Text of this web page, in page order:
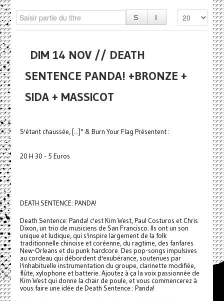
DIM 14 NOV // DEATH
SENTENCE PANDA! +BRONZE +
SIDA + MASSICOT
S'étant chaussée, [...]" & Burn Your Flag Présentent :
20 H 30 - 5 Euros
DEATH SENTENCE: PANDA!
Death Sentence: Panda! c'est Kim West, Paul Costuros et Chris
Dixon, un trio de musiciens de San Francisco. Ils ont un son
unique et ludique, qui s'inspire largement de la folk
traditionnelle chinoise et coréenne, du ragtime, des fanfares
New-Orleans et du punk hardcore. Des pop-songs impulsives
au cordeau qui débordent d'exubérance, soutenues par
l'inhabituelle instrumentation du groupe, clarinette modifiée,
flûte, xylophone et batterie. Ajoutez à ça la voix passionnée de
Kim West qui donne la chair de poule, et vous commencerez à
vous faire une idée de Death Sentence : Panda!